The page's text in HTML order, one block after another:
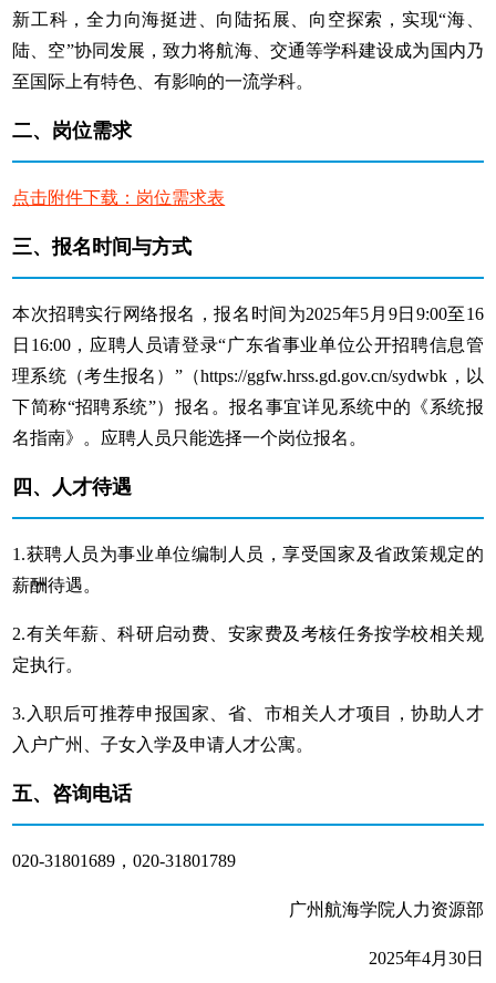
新工科，全力向海挺进、向陆拓展、向空探索，实现“海、
陆、空”协同发展，致力将航海、交通等学科建设成为国内乃
至国际上有特色、有影响的一流学科。
二、 岗位需求
点击附件下载：岗位需求表
三、报名时间与方式
本次招聘实行网络报名，报名时间为2025年5月9日9:00至16
日16:00，应聘人员请登录“广东省事业单位公开招聘信息管
理系统（考生报名）”（https://ggfw.hrss.gd.gov.cn/sydwbk，以
下简称“招聘系统”）报名。报名事宜详见系统中的《系统报
名指南》。应聘人员只能选择一个岗位报名。
四、 人才待遇
1.获聘人员为事业单位编制人员，享受国家及省政策规定的
薪酬待遇。
2.有关年薪、科研启动费、安家费及考核任务按学校相关规
定执行。
3.入职后可推荐申报国家、省、市相关人才项目，协助人才
入户广州、子女入学及申请人才公寓。
五、 咨询电话
020-31801689，020-31801789
广州航海学院人力资源部
2025年4月30日